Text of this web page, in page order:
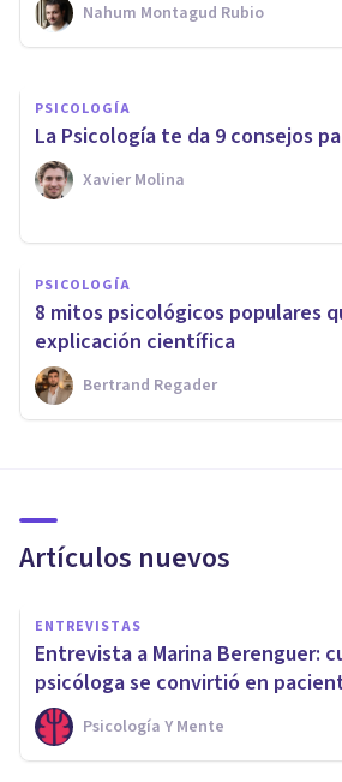
Nahum Montagud Rubio
Martín Andrés Burán
PSICOLOGÍA
La Psicología te da 9 consejos
Xavier Molina
PSICOLOGÍA
8 mitos psicológicos populares
explicación científica
Bertrand Regader
Artículos nuevos
ENTREVISTAS
Entrevista a Marina Berenguer:
psicóloga se convirtió en
Psicología Y Mente